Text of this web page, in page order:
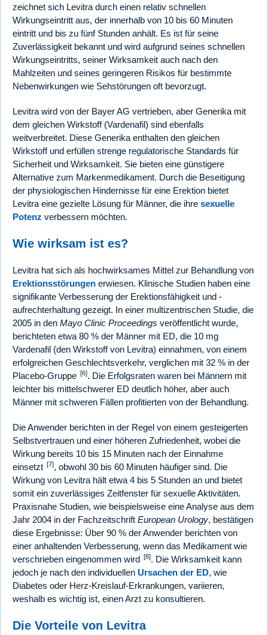
zeichnet sich Levitra durch einen relativ schnellen
Wirkungseintritt aus, der innerhalb von 10 bis 60 Minuten
eintritt und bis zu fünf Stunden anhält. Es ist für seine
Zuverlässigkeit bekannt und wird aufgrund seines schnellen
Wirkungseintritts, seiner Wirksamkeit auch nach den
Mahlzeiten und seines geringeren Risikos für bestimmte
Nebenwirkungen wie Sehstörungen oft bevorzugt.
Levitra wird von der Bayer AG vertrieben, aber Generika mit
dem gleichen Wirkstoff (Vardenafil) sind ebenfalls
weitverbreitet. Diese Generika enthalten den gleichen
Wirkstoff und erfüllen strenge regulatorische Standards für
Sicherheit und Wirksamkeit. Sie bieten eine günstigere
Alternative zum Markenmedikament. Durch die Beseitigung
der physiologischen Hindernisse für eine Erektion bietet
Levitra eine gezielte Lösung für Männer, die ihre sexuelle
Potenz verbessern möchten.
Wie wirksam ist es?
Levitra hat sich als hochwirksames Mittel zur Behandlung von
Erektionsstörungen erwiesen. Klinische Studien haben eine
signifikante Verbesserung der Erektionsfähigkeit und -
aufrechterhaltung gezeigt. In einer multizentrischen Studie, die
2005 in den Mayo Clinic Proceedings veröffentlicht wurde,
berichteten etwa 80 % der Männer mit ED, die 10 mg
Vardenafil (den Wirkstoff von Levitra) einnahmen, von einem
erfolgreichen Geschlechtsverkehr, verglichen mit 32 % in der
Placebo-Gruppe [6]. Die Erfolgsraten waren bei Männern mit
leichter bis mittelschwerer ED deutlich höher, aber auch
Männer mit schweren Fällen profitierten von der Behandlung.
Die Anwender berichten in der Regel von einem gesteigerten
Selbstvertrauen und einer höheren Zufriedenheit, wobei die
Wirkung bereits 10 bis 15 Minuten nach der Einnahme
einsetzt [7], obwohl 30 bis 60 Minuten häufiger sind. Die
Wirkung von Levitra hält etwa 4 bis 5 Stunden an und bietet
somit ein zuverlässiges Zeitfenster für sexuelle Aktivitäten.
Praxisnahe Studien, wie beispielsweise eine Analyse aus dem
Jahr 2004 in der Fachzeitschrift European Urology, bestätigen
diese Ergebnisse: Über 90 % der Anwender berichten von
einer anhaltenden Verbesserung, wenn das Medikament wie
verschrieben eingenommen wird [8]. Die Wirksamkeit kann
jedoch je nach den individuellen Ursachen der ED, wie
Diabetes oder Herz-Kreislauf-Erkrankungen, variieren,
weshalb es wichtig ist, einen Arzt zu konsultieren.
Die Vorteile von Levitra